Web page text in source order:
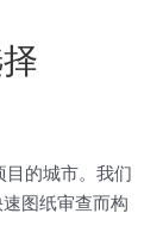
的城市。我们
图纸审查而构